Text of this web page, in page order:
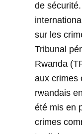
de
sur les
Tribunal
Rwanda
aux crimes
rwandais
été mis en
crimes